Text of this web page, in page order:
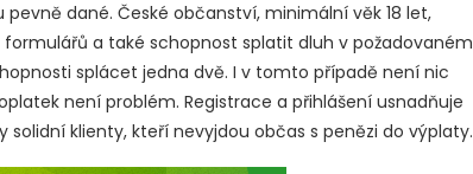
dané. České občanství, minimální věk 18 let,
a také schopnost splatit dluh v požadovaném
splácet jedna dvě. I v tomto případě není nic
není problém. Registrace a přihlášení usnadňuje
klienty, kteří nevyjdou občas s penězi do výplaty.